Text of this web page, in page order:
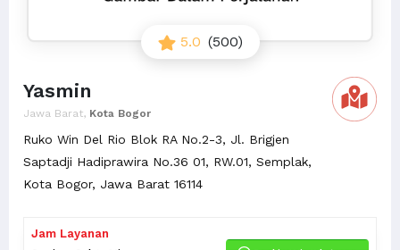
5.0 (500)
Yasmin
Jawa Barat, Kota Bogor
Ruko Win Del Rio Blok RA No.2-3, Jl. Brigjen
Saptadji Hadiprawira No.36 01, RW.01, Semplak,
Kota Bogor, Jawa Barat 16114
Jam Layanan